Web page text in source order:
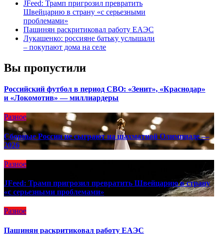
JFeed: Трамп пригрозил превратить
Швейцарию в страну «с серьезными
проблемами»
Пашинян раскритиковал работу ЕАЭС
Лукашенко: россияне батьку услышали
– покупают дома на селе
Вы пропустили
Российский футбол в период СВО: «Зенит», «Краснодар»
и «Локомотив» — миллиардеры
Разное
Сборные России не сыграют на шахматной Олимпиаде —
2026
Разное
JFeed: Трамп пригрозил превратить Швейцарию в страну
«с серьезными проблемами»
Разное
Пашинян раскритиковал работу ЕАЭС